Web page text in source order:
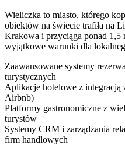
Wieliczka to miasto, którego
obiektów na świecie trafiła na
Krakowa i przyciąga ponad
wyjątkowe warunki dla
Zaawansowane systemy
turystycznych
Aplikacje hotelowe z
Airbnb)
Platformy gastronomiczne z
turystów
Systemy CRM i zarządzania
firm handlowych